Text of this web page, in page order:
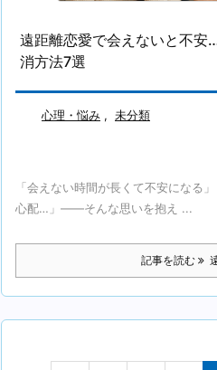
遠距離恋愛で会えないと不安
消方法7選
心理・悩み , 未分類
「会えない時間が長くて不安になる
心配…」——そんな思いを抱え ...
記事を読む